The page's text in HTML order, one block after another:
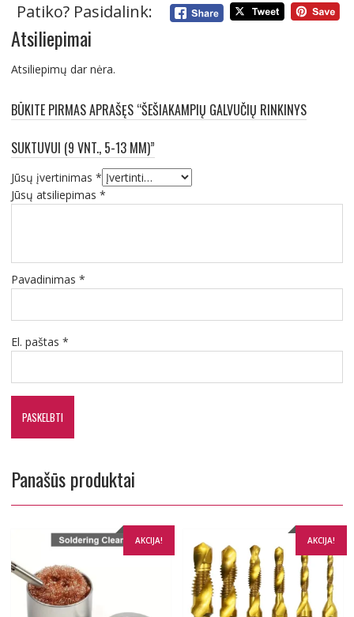
Patiko? Pasidalink:
Atsiliepimai
Atsiliepimų dar nėra.
BŪKITE PIRMAS APRAŠĘS “ŠEŠIAKAMPIŲ GALVUČIŲ RINKINYS
SUKTUVUI (9 VNT., 5-13 MM)”
Jūsų įvertinimas *
Jūsų atsiliepimas *
Pavadinimas *
El. paštas *
Panašūs produktai
AKCIJA! AKCIJA!